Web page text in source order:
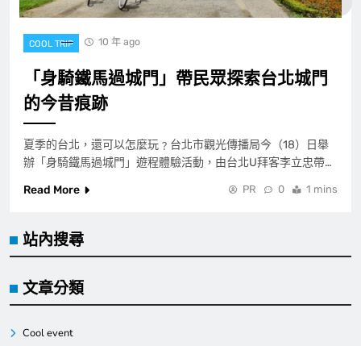
COOL TRIP 10 年 ago
「身騎鐵馬過城門」帶民眾探索台北城門
的今昔痕跡
夏季的台北，還可以怎麼玩﹖台北市觀光傳播局今（18）日舉
辦「身騎鐵馬過城門」遊程體驗活動，由台北U拜客李立忠帶…
Read More
PR 0 1 mins
站內搜尋
文章分類
Cool event